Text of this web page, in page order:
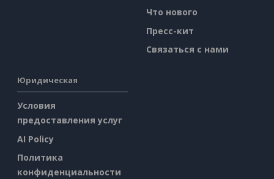
Что нового
Пресс-кит
Связаться с нами
Юридическая
Условия
предоставления услуг
AI Policy
Политика
конфиденциальности